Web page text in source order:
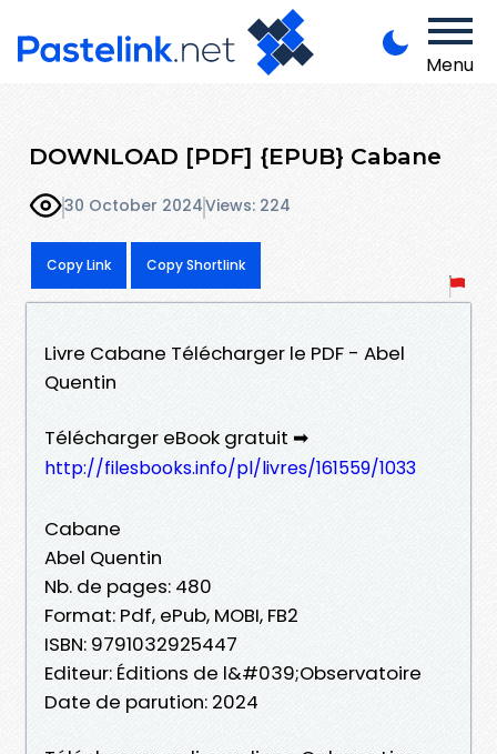
Menu
DOWNLOAD [PDF] {EPUB} Cabane
30 October 2024Views: 224
Copy Link Copy Shortlink
Livre Cabane Télécharger le PDF - Abel
Quentin
Télécharger eBook gratuit ➡
http://filesbooks.info/pl/livres/161559/1033
Cabane
Abel Quentin
Nb. de pages: 480
Format: Pdf, ePub, MOBI, FB2
ISBN: 9791032925447
Editeur: Éditions de l&#039;Observatoire
Date de parution: 2024